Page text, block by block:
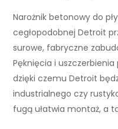
Narożnik betonowy do
cegłopodobnej Detroit
surowe, fabryczne
Pęknięcia i
dzięki czemu Detroit
industrialnego czy
fugą ułatwia montaż, a